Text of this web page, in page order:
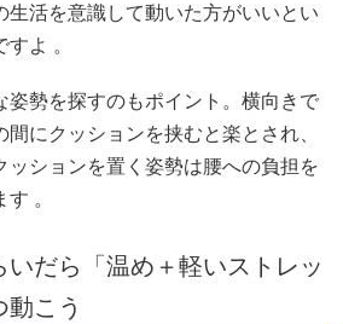
生活を意識して動いた方がいいとい
よ 。
姿勢を探すのもポイント。横向きで
にクッションを挟むと楽とされ、
ッションを置く姿勢は腰への負担を
。
いだら「温め＋軽いストレッ
こう